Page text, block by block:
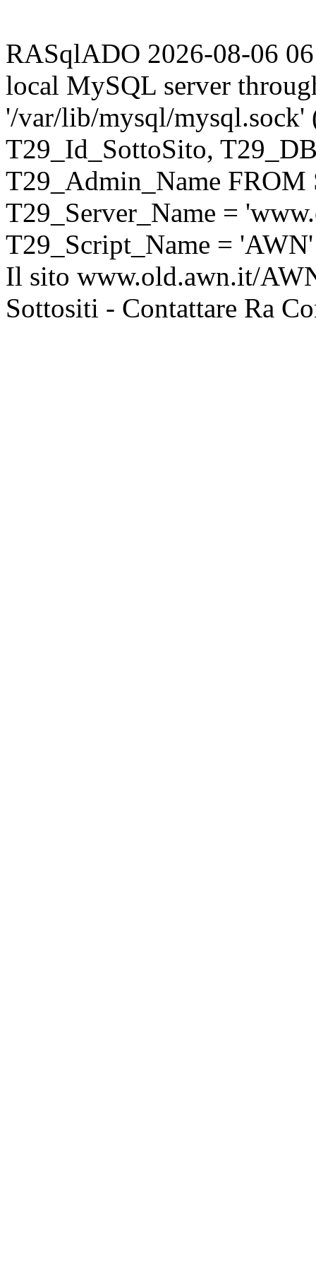
RASqlADO 2026-08-06
local MySQL server
'/var/lib/mysql/mysql.sock'
T29_Id_SottoSito,
T29_Admin_Name
T29_Server_Name =
T29_Script_Name = 'AWN'
Il sito www.old.awn.it/
Sottositi - Contattare Ra